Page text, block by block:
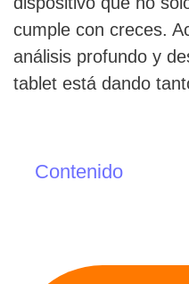
cumple con creces.
análisis profundo y
tablet está dando
Contenido